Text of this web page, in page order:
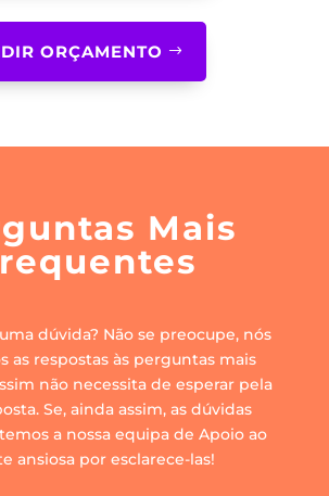
ORÇAMENTO
Mais
dúvida? Não se preocupe, nós
as respostas às perguntas mais
não necessita de esperar pela
Se, ainda assim, as dúvidas
a nossa equipa de Apoio ao
ansiosa por esclarece-las!